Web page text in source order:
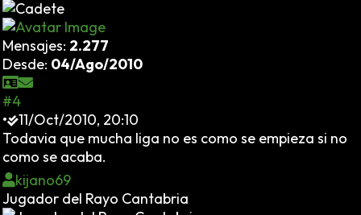
Mensajes: 2.277
Desde: 04/Ago/2010
#4
•
11/Oct/2010, 20:10
Todavia que mucha liga no es como se empieza si no
como se acaba.
kijano69
Jugador del Rayo Cantabria